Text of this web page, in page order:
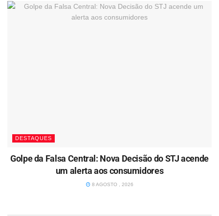
DESTAQUES
Golpe da Falsa Central: Nova Decisão do STJ acende
um alerta aos consumidores
8 AGOSTO , 2026